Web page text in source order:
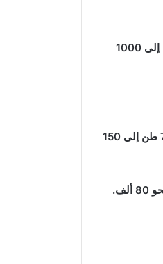
نفى رئيس غرفة منتجي الألبان محمد عثمان كردي تصريحات منسوبة له بخصوص ارتفاع سعر رطل اللبن إلى 1000
واستدرك الكردي منوها إلى تحديات تواجه منتجي الالبان تسببت في حدوث انخفاض حجم الإنتاج من 700 طن إلى 150